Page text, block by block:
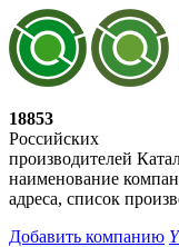
18853
Российских
производителей
наименование
адреса, список
Добавить компанию Y